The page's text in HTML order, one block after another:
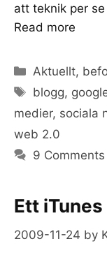
att teknik per
Read more
Categories
Aktuellt,
Tags
blogg,
medier, sociala
web 2.0
9 Comments
Ett
2009-11-24 by